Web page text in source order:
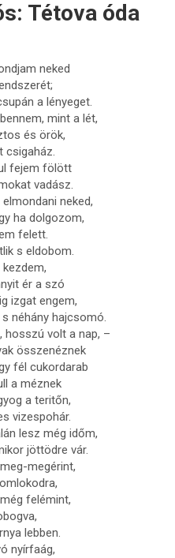
Tétova óda
neked
a lényeget.
mint a lét,
és örök,
csigaház.
fejem fölött
vadász.
neked,
ha dolgozom,
felett.
s eldobom.
ér a szó
izgat engem,
néhány hajcsomó.
hosszú volt a nap, –
összenéznek
fél cukordarab
a méznek
a teritőn,
vizespohár.
lesz még időm,
jöttödre vár.
megérint,
felémint,
lebben.
nyírfaág,